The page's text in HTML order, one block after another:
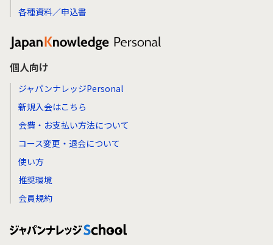
各種資料／申込書
個人向け
ジャパンナレッジPersonal
新規入会はこちら
会費・お支払い方法について
コース変更・退会について
使い方
推奨環境
会員規約